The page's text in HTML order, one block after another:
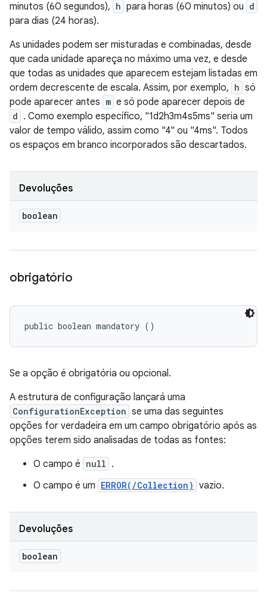
minutos (60 segundos), h para horas (60 minutos) ou d
para dias (24 horas).
As unidades podem ser misturadas e combinadas, desde
que cada unidade apareça no máximo uma vez, e desde
que todas as unidades que aparecem estejam listadas em
ordem decrescente de escala. Assim, por exemplo, h só
pode aparecer antes m e só pode aparecer depois de
d . Como exemplo específico, "1d2h3m4s5ms" seria um
valor de tempo válido, assim como "4" ou "4ms". Todos
os espaços em branco incorporados são descartados.
Devoluções
boolean
obrigatório
public boolean mandatory ()
Se a opção é obrigatória ou opcional.
A estrutura de configuração lançará uma
ConfigurationException se uma das seguintes
opções for verdadeira em um campo obrigatório após as
opções terem sido analisadas de todas as fontes:
O campo é null .
O campo é um ERROR(/Collection) vazio.
Devoluções
boolean